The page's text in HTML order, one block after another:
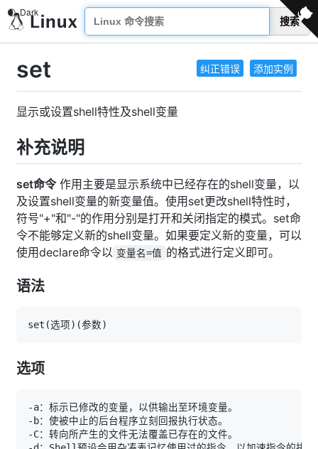
搜索
纠正错误 添加实例
set
显示或设置shell特性及shell变量
补充说明
set命令作用主要是显示系统中已经存在的shell变量，以
及设置shell变量的新变量值。使用set更改shell特性时，
符号"+"和"-"的作用分别是打开和关闭指定的模式。set命
令不能够定义新的shell变量。如果要定义新的变量，可以
使用declare命令以 变量名=值 的格式进行定义即可。
语法
set (选项) (参数)
选项